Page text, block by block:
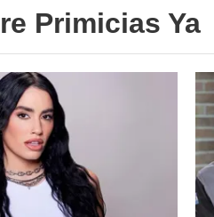
Primicias Ya